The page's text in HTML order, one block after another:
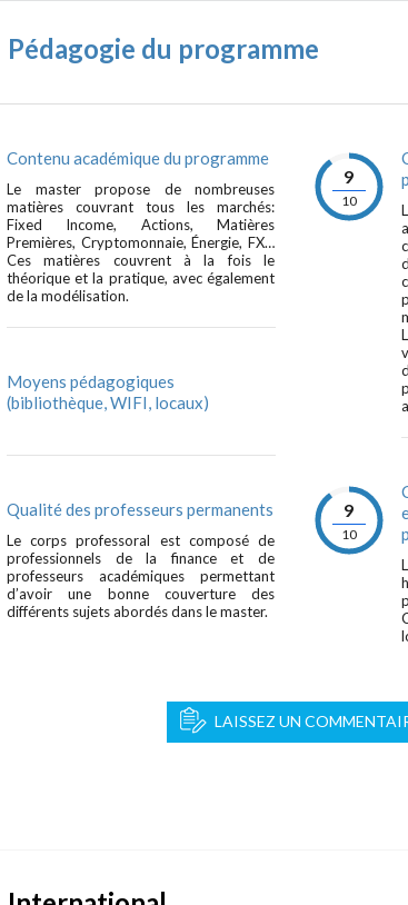
Pédagogie du programme
Contenu académique du programme
Le master propose de nombreuses
matières couvrant tous les marchés:
Fixed Income, Actions, Matières
Premières, Cryptomonnaie, Énergie, FX…
Ces matières couvrent à la fois le
théorique et la pratique, avec également
de la modélisation.
Moyens pédagogiques
(bibliothèque, WIFI, locaux)
Qualité des professeurs permanents
Le corps professoral est composé de
professionnels de la finance et de
professeurs académiques permettant
d’avoir une bonne couverture des
différents sujets abordés dans le master.
9
10
9
10
LAISSEZ UN